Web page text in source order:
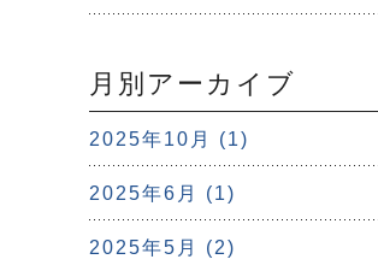
月別アーカイブ
2025年10月 (1)
2025年6月 (1)
2025年5月 (2)